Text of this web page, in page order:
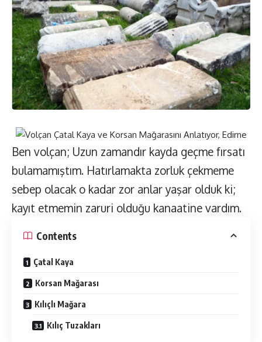
Ben volçan; Uzun zamandır kayda geçme fırsatı
bulamamıştım. Hatırlamakta zorluk çekmeme
sebep olacak o kadar zor anlar yaşar olduk ki;
kayıt etmemin zaruri olduğu kanaatine vardım.
Contents
Çatal Kaya
Korsan Mağarası
Kılıçlı Mağara
Kılıç Tuzakları